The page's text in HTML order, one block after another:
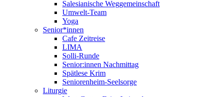
Salesianische Weggemeinschaft
Umwelt-Team
Yoga
Senior*innen
Cafe Zeitreise
LIMA
Solli-Runde
Senior:innen Nachmittag
Spätlese Krim
Seniorenheim-Seelsorge
Liturgie